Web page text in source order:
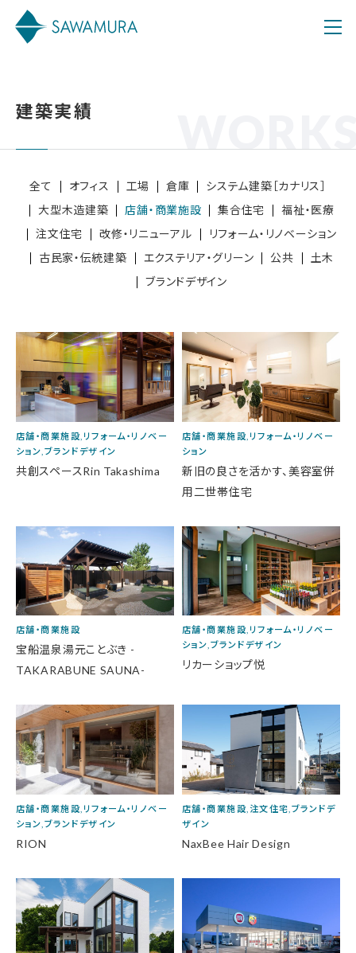
建築実績
全て オフィス 工場 倉庫
システム建築［カナリス］
大型木造建築
店舗・商業施設 集合住宅
福祉・医療
注文住宅
改修・リニューアル
リフォーム・リノベーション
古民家・伝統建築
エクステリア・グリーン 公共
土木
ブランドデザイン
店舗・商業施設,リフォーム・リノベー
ション,ブランドデザイン
共創スペースRin Takashima
店舗・商業施設,リフォーム・リノベー
ション
新旧の良さを活かす、美容室併
用二世帯住宅
店舗・商業施設
宝船温泉湯元ことぶき -
TAKARABUNE SAUNA-
店舗・商業施設,リフォーム・リノベー
ション,ブランドデザイン
リカーショップ悦
店舗・商業施設,リフォーム・リノベー
ション,ブランドデザイン
RION
店舗・商業施設,注文住宅,ブランドデ
ザイン
NaxBee Hair Design